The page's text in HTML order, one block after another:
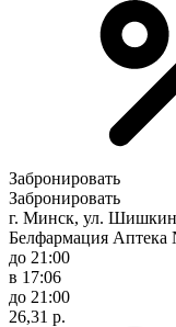
Забронировать
Забронировать
г. Минск, ул.
Белфармация
до 21:00
в 17:06
до 21:00
26,31 р.